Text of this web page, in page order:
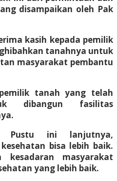
disampaikan oleh Pak
kasih kepada pemilik
tanahnya untuk
masyarakat pembantu
tanah yang telah
dibangun fasilitas
Pustu ini lanjutnya,
bisa lebih baik.
kesadaran masyarakat
yang lebih baik.